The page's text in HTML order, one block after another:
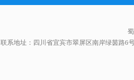
联系地址：四川省宜宾市翠屏区南岸绿茵路6